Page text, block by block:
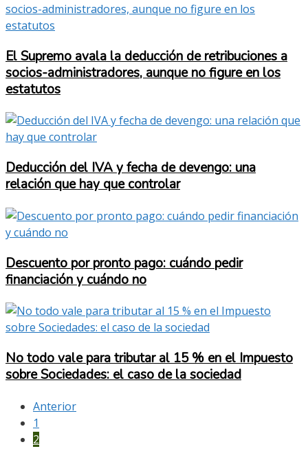
El Supremo avala la deducción de retribuciones a
socios-administradores, aunque no figure en los
estatutos
Deducción del IVA y fecha de devengo: una
relación que hay que controlar
Descuento por pronto pago: cuándo pedir
financiación y cuándo no
No todo vale para tributar al 15 % en el Impuesto
sobre Sociedades: el caso de la sociedad
Anterior
1
2